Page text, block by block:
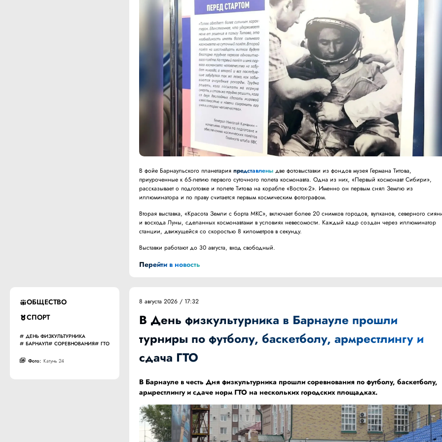
В фойе Барнаульского планетарияпредставлены две фотовыставки из фондов музея Германа Титова,
приуроченные к 65-летию первого суточного полета космонавта. Одна из них, «Первый космонавт Сибири»,
рассказывает о подготовке и полете Титова на корабле «Восток-2». Именно он первым снял Землю из
иллюминатора и по праву считается первым космическим фотографом.
Вторая выставка, «Красота Земли с борта МКС», включает более 20 снимков городов, вулканов, северного
и восхода Луны, сделанных космонавтами в условиях невесомости. Каждый кадр создан через иллюминатор
станции, движущейся со скоростью 8 километров в секунду.
Выставки работают до 30 августа, вход свободный.
Перейти в новость
ОБЩЕСТВО
СПОРТ
ДЕНЬ ФИЗКУЛЬТУРНИКА
БАРНАУЛ
СОРЕВНОВАНИЯ ГТО
Фото: Катунь 24
8 августа 2026 / 17:32
В День физкультурника в Барнауле прошли
турниры по футболу, баскетболу, армрестлингу и
сдача ГТО
В Барнауле в честь Дня физкультурника прошли соревнования по футболу, баскетболу,
армрестлингу и сдаче норм ГТО на нескольких городских площадках.